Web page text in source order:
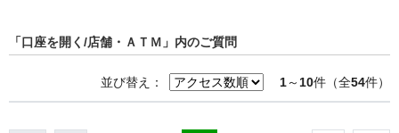
「口座を開く/店舗・ＡＴＭ」内のご質問
並び替え： 1～ 10件（全54件）